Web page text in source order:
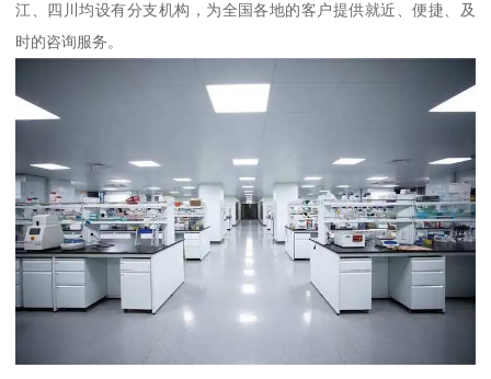
江、四川均设有分支机构，为全国各地的客户提供就近、便捷、及
时的咨询服务。